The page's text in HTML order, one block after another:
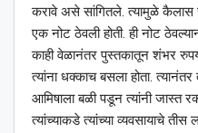
करावे असे सांगितले. त्यामुळे कैलास
एक नोट ठेवली होती. ही नोट
काही वेळानंतर पुस्तकातून शंभर
त्यांना धक्काच बसला होता.
आमिषाला बळी पडून त्यांनी जास्त
त्यांच्याकडे त्यांच्या व्यवसायाचे